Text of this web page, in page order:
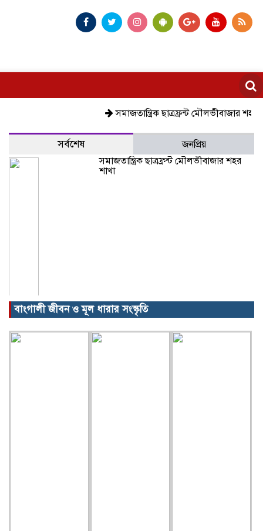
সমাজতান্ত্রিক ছাত্রফ্রন্ট মৌলভীবাজার শহর শাখা
সর্বশেষ
জনপ্রিয়
সমাজতান্ত্রিক ছাত্রফ্রন্ট মৌলভীবাজার শহর
শাখা
বাংগালী জীবন ও মূল ধারার সংস্কৃতি